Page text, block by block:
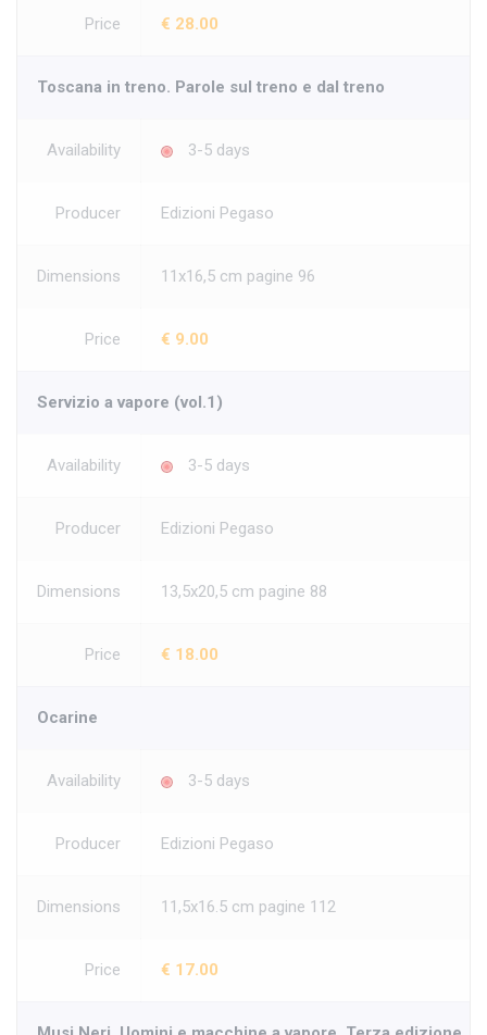
Price € 28.00
Toscana in treno. Parole sul treno e dal treno
Availability 3-5 days
Producer Edizioni Pegaso
Dimensions 11x16,5 cm pagine 96
Price € 9.00
Servizio a vapore (vol.1)
Availability 3-5 days
Producer Edizioni Pegaso
Dimensions 13,5x20,5 cm pagine 88
Price € 18.00
Ocarine
Availability 3-5 days
Producer Edizioni Pegaso
Dimensions 11,5x16.5 cm pagine 112
Price € 17.00